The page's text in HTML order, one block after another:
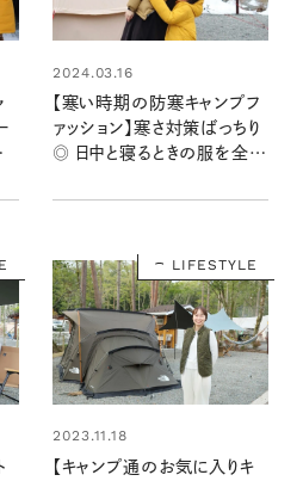
2024.03.16
【寒い時期の防寒キャンプフ
ァッション】寒さ対策ばっちり
◎ 日中と寝るときの服を全公
ップ
LIFESTYLE
2023.11.18
【キャンプ通のお気に入りキ